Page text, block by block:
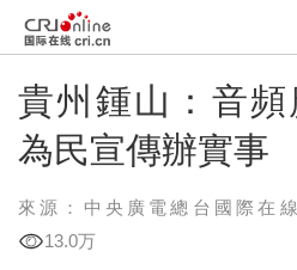
貴州鍾山：音
為民宣傳辦實事
來源：中央廣電總台國際在線
13.0万